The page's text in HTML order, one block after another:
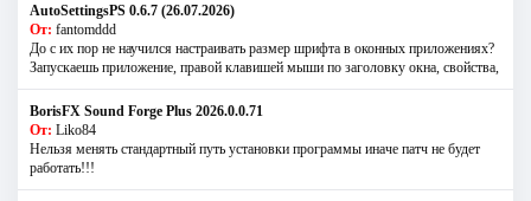
AutoSettingsPS 0.6.7 (26.07.2026)
От: fantomddd
До с их пор не научился настраивать размер шрифта в оконных приложениях?
Запускаешь приложение, правой клавишей мыши по заголовку окна, свойства,
BorisFX Sound Forge Plus 2026.0.0.71
От: Liko84
Нельзя менять стандартный путь установки программы иначе патч не будет
работать!!!